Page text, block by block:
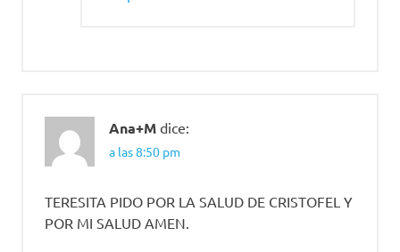
Ana+M dice:
a las 8:50 pm
TERESITA PIDO POR LA SALUD DE CRISTOFEL Y
POR MI SALUD AMEN.